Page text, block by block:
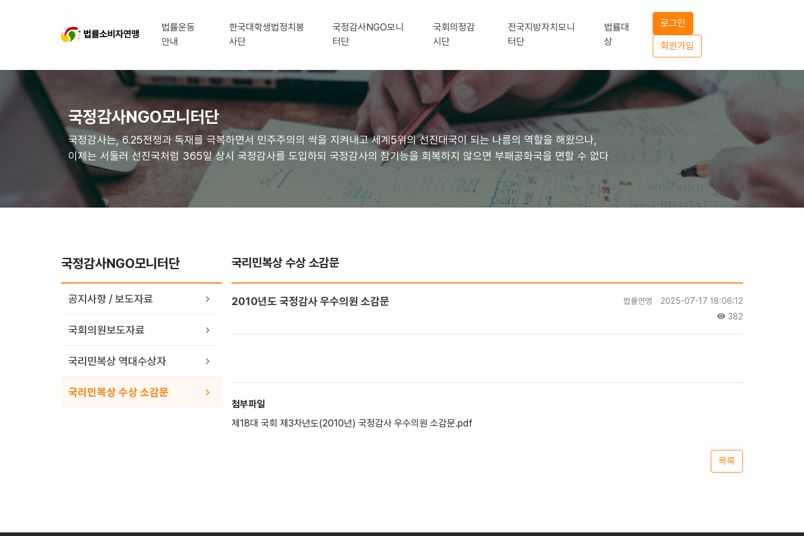
법률운동
안내
한국대학생법정치봉
사단
국정감사NGO모니
터단
국회의정감
시단
전국지방자치모니
터단
법률대
상
로그인
회원가입
국정감사NGO모니터단
국정감사는, 6.25전쟁과 독재를 극복하면서 민주주의의 싹을 지켜내고 세계5위의 선진대국이 되는 나름의 역할을 해왔으나,
이제는 서둘러 선진국처럼 365일 상시 국정감사를 도입하되 국정감사의 참기능을 회복하지 않으면 부패공화국을 면할 수 없다
국정감사NGO모니터단
공지사항 / 보도자료
국회의원보도자료
국리민복상 역대수상자
국리민복상 수상 소감문
국리민복상 수상 소감문
2010년도 국정감사 우수의원 소감문 법률연맹
2025-07-17 18:06:12
382
첨부파일
제18대 국회 제3차년도(2010년) 국정감사 우수의원 소감문.pdf
목록